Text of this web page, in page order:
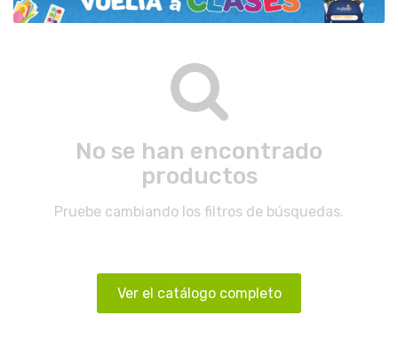
No se han encontrado
productos
Pruebe cambiando los filtros de búsquedas.
Ver el catálogo completo